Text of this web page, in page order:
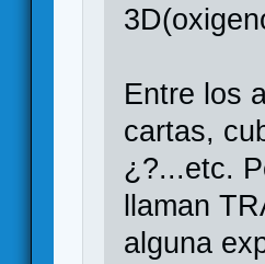
Entre los
cartas,
¿?...etc.
llaman
alguna